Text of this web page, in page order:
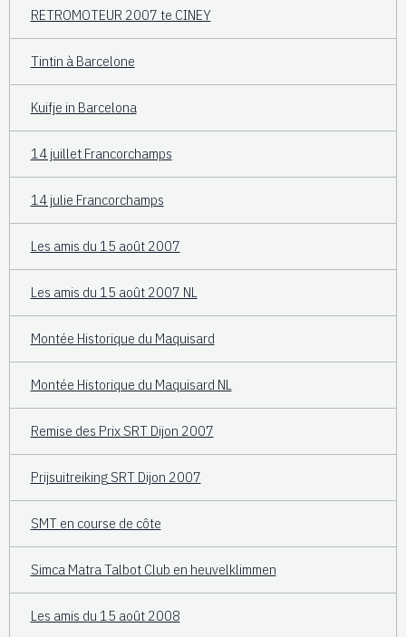
RETROMOTEUR 2007 te CINEY
Tintin à Barcelone
Kuifje in Barcelona
14 juillet Francorchamps
14 julie Francorchamps
Les amis du 15 août 2007
Les amis du 15 août 2007 NL
Montée Historique du Maquisard
Montée Historique du Maquisard NL
Remise des Prix SRT Dijon 2007
Prijsuitreiking SRT Dijon 2007
SMT en course de côte
Simca Matra Talbot Club en heuvelklimmen
Les amis du 15 août 2008